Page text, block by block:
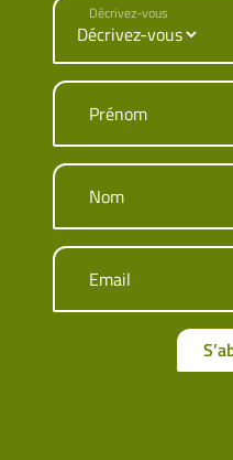
Décrivez-vous
Prénom
Nom
Email